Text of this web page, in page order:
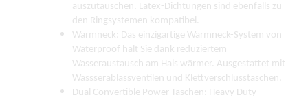
auszutauschen. Latex-Dichtungen sind ebenfalls zu
den Ringsystemen kompatibel.
Warmneck: Das einzigartige Warmneck-System von
Waterproof hält Sie dank reduziertem
Wasseraustausch am Hals wärmer. Ausgestattet mit
Wassserablassventilen und Klettverschlusstaschen.
Dual Convertible Power Taschen: Heavy Duty